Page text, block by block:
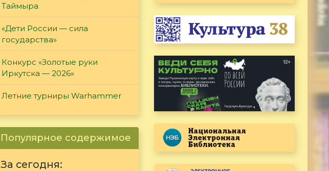
Таймыра
«Дети России — сила
государства»
Конкурс «Золотые руки
Иркутска — 2026»
Летние турниры Warhammer
Популярное содержимое
За сегодня: